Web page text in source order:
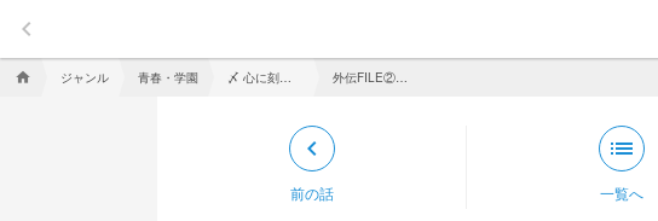
keyboard_arrow_left
home ジャンル 青春・学園 外伝FILE② もしも" "だったら…？
keyboard_arrow_left
前の話
list
一覧へ